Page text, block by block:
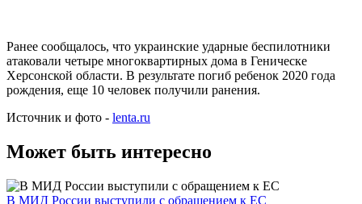
Ранее сообщалось, что украинские ударные беспилотники
атаковали четыре многоквартирных дома в Геническе
Херсонской области. В результате погиб ребенок 2020 года
рождения, еще 10 человек получили ранения.
Источник и фото - lenta.ru
Может быть интересно
В МИД России выступили с обращением к ЕС